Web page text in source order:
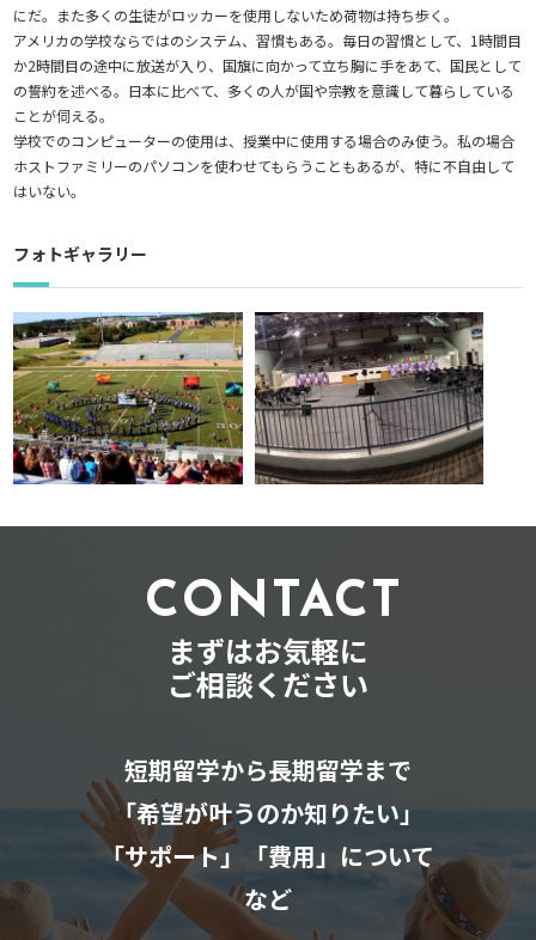
にだ。また多くの生徒がロッカーを使用しないため荷物は持ち歩く。
アメリカの学校ならではのシステム、習慣もある。毎日の習慣として、1時間目
か2時間目の途中に放送が入り、国旗に向かって立ち胸に手をあて、国民として
の誓約を述べる。日本に比べて、多くの人が国や宗教を意識して暮らしている
ことが伺える。
学校でのコンピューターの使用は、授業中に使用する場合のみ使う。私の場合
ホストファミリーのパソコンを使わせてもらうこともあるが、特に不自由して
はいない。
フォトギャラリー
CONTACT
まずはお気軽に
ご相談ください
短期留学から長期留学まで
「希望が叶うのか知りたい」
「サポート」「費用」について
など